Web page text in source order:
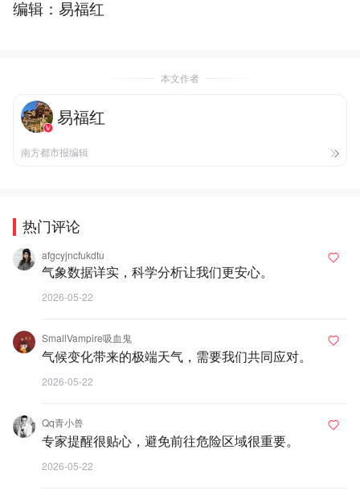
编辑：易福红
本文作者
易福红
南方都市报编辑
热门评论
afgcyjncfukdtu
气象数据详实，科学分析让我们更安心。
2026-05-22
SmallVampire吸血鬼
气候变化带来的极端天气，需要我们共同应对。
2026-05-22
Qq青小兽
专家提醒很贴心，避免前往危险区域很重要。
2026-05-22